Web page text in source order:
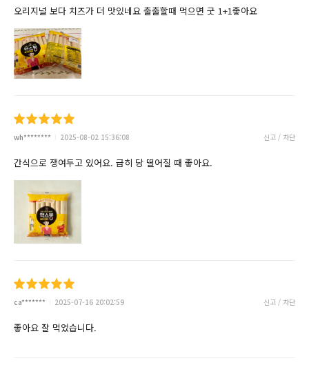
오리지널 보다 치즈가 더 맛있네요 출출할때 먹으면 굿 1+1좋아요
wh******** 2025-08-02 15:36:08 신고 / 차단
간식으로 쟁여두고 있어요. 급히 당 떨어질 때 좋아요.
ca******* 2025-07-16 20:02:59 신고 / 차단
좋아요 잘 먹었습니다.